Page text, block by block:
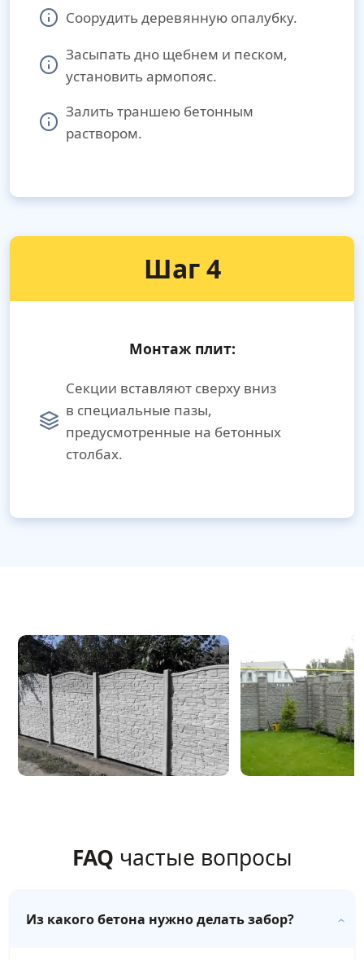
Соорудить деревянную опалубку.
Засыпать дно щебнем и песком,
установить армопояс.
Залить траншею бетонным
раствором.
Шаг 4
Монтаж плит:
Секции вставляют сверху вниз
в специальные пазы,
предусмотренные на бетонных
столбах.
FAQ частые вопросы
Из какого бетона нужно делать забор?